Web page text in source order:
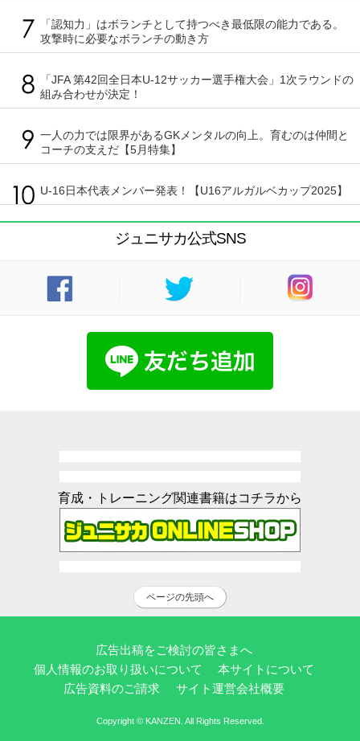
「認知力」はボランチとして持つべき最低限の能力である。
攻撃時に必要なボランチの動き方
「JFA 第42回全日本U-12サッカー選手権大会」1次ラウンドの
組み合わせが決定！
一人の力では限界があるGKメンタルの向上。育むのは仲間と
コーチの支えだ【5月特集】
U-16日本代表メンバー発表！【U16アルガルベカップ2025】
ジュニサカ公式SNS
育成・トレーニング関連書籍はコチラから
ページの先頭へ
広告出稿をご検討の皆さまへ
個人情報のお取り扱いについて
本サイトについて
広告資料のご請求
サイト運営会社概要
Copyright © KANZEN. All Rights Reserved.